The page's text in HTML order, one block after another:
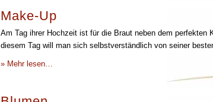
Make-Up
Am Tag ihrer Hochzeit ist für die Braut neben dem perfekten
diesem Tag will man sich selbstverständlich von seiner
» Mehr lesen…